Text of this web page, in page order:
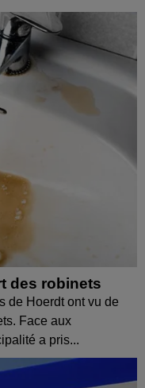
des robinets
de Hoerdt ont vu de
Face aux
a pris...